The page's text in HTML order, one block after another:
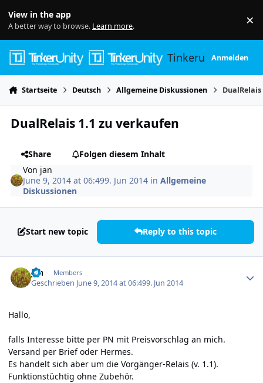
View in the app
A better way to browse. Learn more. ×
TinkerunityAnmelden
Startseite Deutsch Allgemeine Diskussionen
DualRelais 1.1 zu verkaufen
Share
Folgen diesem Inhalt
Von jan
June 9, 2014 at 06:499. Jun 2014 inAllgemeine
Diskussionen
Start new topic Reply to this topic
jan Members
Geschrieben June 9, 2014 at 06:499. Jun 2014
Hallo,
falls Interesse bitte per PN mit Preisvorschlag an mich.
Versand per Brief oder Hermes.
Es handelt sich aber um die Vorgänger-Relais (v. 1.1).
Funktionstüchtig ohne Zubehör.